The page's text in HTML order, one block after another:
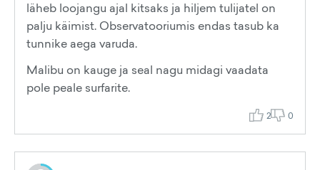
läheb loojangu ajal kitsaks ja hiljem tulijatel on
palju käimist. Observatooriumis endas tasub ka
tunnike aega varuda.
Malibu on kauge ja seal nagu midagi vaadata
pole peale surfarite.
2 0